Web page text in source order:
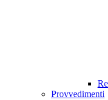
Provvedimenti